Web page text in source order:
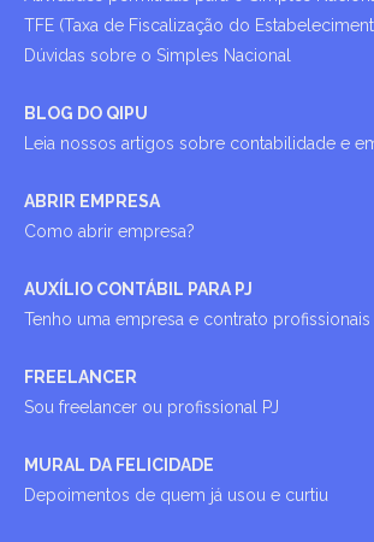
TFE (Taxa de Fiscalização do
Dúvidas sobre o Simples Nacional
BLOG DO QIPU
Leia nossos artigos sobre contabilidade e
ABRIR EMPRESA
Como abrir empresa?
AUXÍLIO CONTÁBIL PARA PJ
Tenho uma empresa e contrato profissionais
FREELANCER
Sou freelancer ou profissional PJ
MURAL DA FELICIDADE
Depoimentos de quem já usou e curtiu